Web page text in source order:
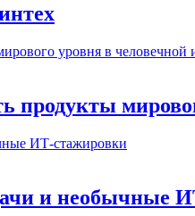
продукты
и необычные